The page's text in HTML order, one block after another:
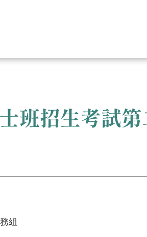
班招生考試
組